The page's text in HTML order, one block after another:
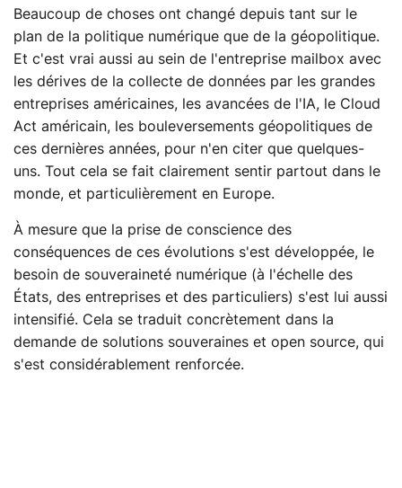
Beaucoup de choses ont changé depuis tant sur le
plan de la politique numérique que de la géopolitique.
Et c'est vrai aussi au sein de l'entreprise mailbox avec
les dérives de la collecte de données par les grandes
entreprises américaines, les avancées de l'IA, le Cloud
Act américain, les bouleversements géopolitiques de
ces dernières années, pour n'en citer que quelques-
uns. Tout cela se fait clairement sentir partout dans le
monde, et particulièrement en Europe.
À mesure que la prise de conscience des
conséquences de ces évolutions s'est développée, le
besoin de souveraineté numérique (à l'échelle des
États, des entreprises et des particuliers) s'est lui aussi
intensifié. Cela se traduit concrètement dans la
demande de solutions souveraines et open source, qui
s'est considérablement renforcée.